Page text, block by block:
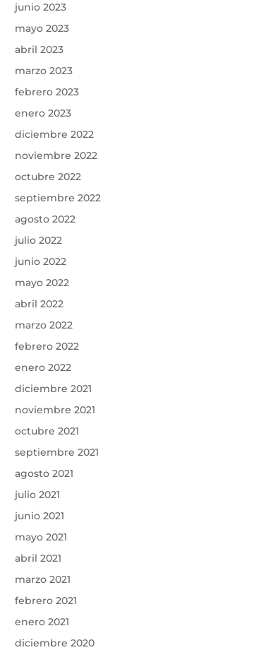
junio 2023
mayo 2023
abril 2023
marzo 2023
febrero 2023
enero 2023
diciembre 2022
noviembre 2022
octubre 2022
septiembre 2022
agosto 2022
julio 2022
junio 2022
mayo 2022
abril 2022
marzo 2022
febrero 2022
enero 2022
diciembre 2021
noviembre 2021
octubre 2021
septiembre 2021
agosto 2021
julio 2021
junio 2021
mayo 2021
abril 2021
marzo 2021
febrero 2021
enero 2021
diciembre 2020